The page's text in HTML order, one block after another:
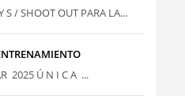
S / SHOOT OUT PARA LA...
2025 Ú N I C A ...